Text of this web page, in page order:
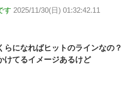
す 2025/11/30(日) 01:32:42.11
らになればヒットのラインなの？
けてるイメージあるけど